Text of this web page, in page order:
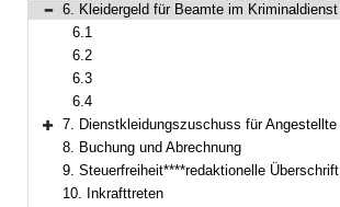
Bereich reduzieren
6. Kleidergeld für Beamte im Kriminaldienst
6.1
6.2
6.3
6.4
Bereich erweitern
7. Dienstkleidungszuschuss für Angestellte
8. Buchung und Abrechnung
9. Steuerfreiheit****redaktionelle Überschrift
10. Inkrafttreten